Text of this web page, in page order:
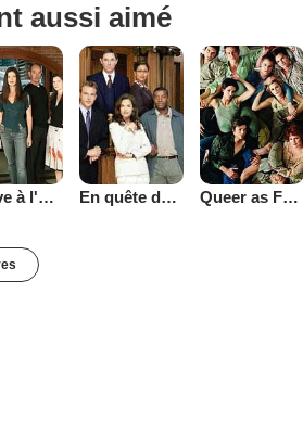
aussi aimé
Preuve à l'appui En quête de justice Queer as Folk (2000)